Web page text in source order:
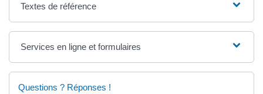
Textes de référence
Services en ligne et formulaires
Questions ? Réponses !